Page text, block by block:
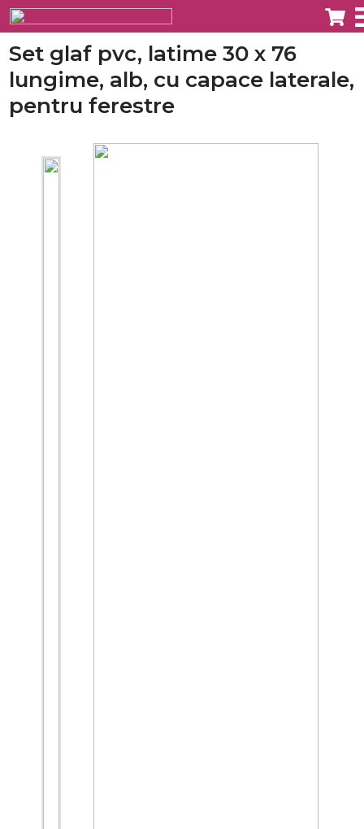
Set glaf pvc, latime 30 x 76
lungime, alb, cu capace laterale,
pentru ferestre